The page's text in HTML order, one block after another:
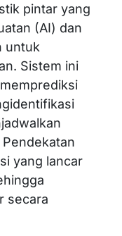
pintar yang
(AI) dan
untuk
Sistem ini
yang lancar
secara